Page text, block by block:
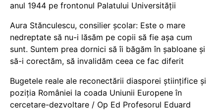
anul 1944 pe frontonul Palatului Universității
Aura Stănculescu, consilier școlar: Este o mare
nedreptate să nu-i lăsăm pe copii să fie așa cum
sunt. Suntem prea dornici să îi băgăm în șabloane și
să-i corectăm, să invalidăm ceea ce fac diferit
Bugetele reale ale reconectării diasporei științifice și
poziția României la coada Uniunii Europene în
cercetare-dezvoltare / Op Ed Profesorul Eduard